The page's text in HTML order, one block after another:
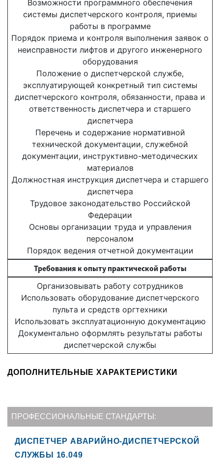
Возможности программного обеспечения
системы диспетчерского контроля, приемы
работы в программе
Порядок приема и контроля выполнения заявок о
неисправности лифтов и другого инженерного
оборудования
Положение о диспетчерской службе,
эксплуатирующей конкретный тип системы
диспетчерского контроля, обязанности, права и
ответственность диспетчера и старшего
диспетчера
Перечень и содержание нормативной
технической документации, служебной
документации, инструктивно-методических
материалов
Должностная инструкция диспетчера и старшего
диспетчера
Трудовое законодательство Российской
Федерации
Основы организации труда и управления
персоналом
Порядок ведения отчетной документации
Требования к опыту практической работы
Организовывать работу сотрудников
Использовать оборудование диспетчерского
пульта и средств оргтехники
Использовать эксплуатационную документацию
Документально оформлять результаты работы
диспетчерской службы
ДОПОЛНИТЕЛЬНЫЕ ХАРАКТЕРИСТИКИ
ПРОФЕССИОНАЛЬНЫЕ СТАНДАРТЫ:
ДИСПЕТЧЕР АВАРИЙНО-ДИСПЕТЧЕРСКОЙ
СЛУЖБЫ 16.049